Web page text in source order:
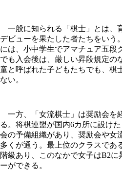
一般に知られる「棋士」とは、
デビューを果たした者たちをいう
には、小中学生でアマチュア五段
でも入会後は、厳しい昇段規定の
童と呼ばれた子どもたちでも、棋
ない。
一方、「女流棋士」は奨励会を
る。将棋連盟が国内6カ所に設け
会の予備組織があり、奨励会や女
多くが通う。最上位のクラスであ
階級あり、このなかで女子はB2に
ーができる。